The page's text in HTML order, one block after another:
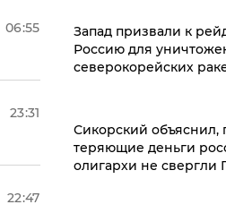
06:55
23:31
22:47
Запад призвали к
Россию для
северокорейских
Сикорский объяснил,
теряющие деньги
олигархи не свергли